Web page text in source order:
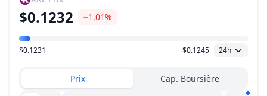
$0.1232 −1.01%
Plage de prix
$0.1231 $0.1245 24h
Prix Cap. Boursière